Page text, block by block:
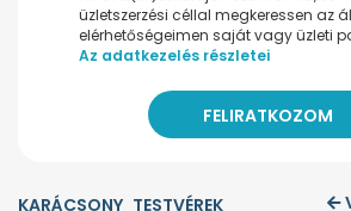
üzletszerzési céllal megkeressen az
elérhetőségeimen saját vagy üzleti
Az adatkezelés részletei
KARÁCSONY TESTVÉREK